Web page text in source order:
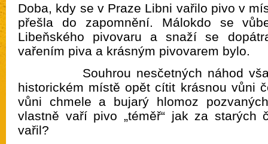
Doba, kdy se v Praze Libni vařilo pivo v
přešla do zapomnění. Málokdo se
Libeňského pivovaru a snaží se
vařením piva a krásným pivovarem bylo.
Souhrou nesčetných náhod však
historickém místě opět cítit krásnou vůni
vůni chmele a bujarý hlomoz
vlastně vaří pivo „téměř“ jak za starých
vařil?